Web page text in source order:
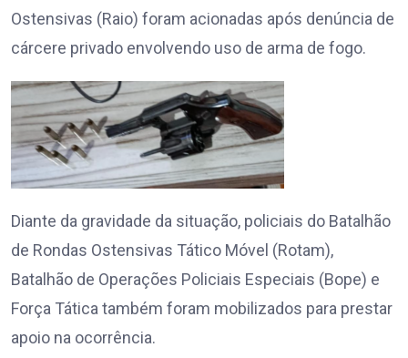
Ostensivas (Raio) foram acionadas após denúncia de
cárcere privado envolvendo uso de arma de fogo.
Diante da gravidade da situação, policiais do Batalhão
de Rondas Ostensivas Tático Móvel (Rotam),
Batalhão de Operações Policiais Especiais (Bope) e
Força Tática também foram mobilizados para prestar
apoio na ocorrência.